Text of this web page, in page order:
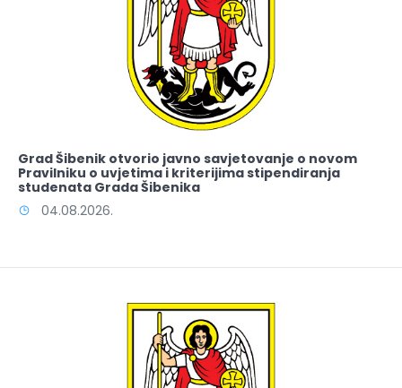
Grad Šibenik otvorio javno savjetovanje o novom
Pravilniku o uvjetima i kriterijima stipendiranja
studenata Grada Šibenika
04.08.2026.